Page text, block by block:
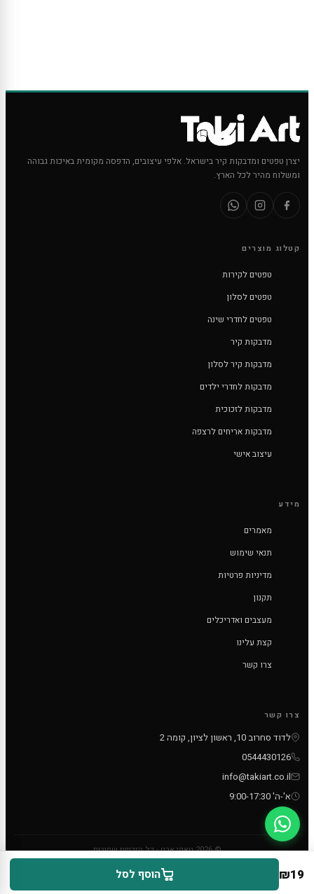
₪19 הוסף לסל
יצרן טפטים ומדבקות קיר בישראל. אלפי עיצובים, הדפסה מקומית באיכות גבוהה
ומשלוח מהיר לכל הארץ.
קטלוג מוצרים
טפטים לקירות
טפטים לסלון
טפטים לחדרי שינה
מדבקות קיר
מדבקות קיר לסלון
מדבקות לחדרי ילדים
מדבקות לזכוכית
מדבקות אריחים לרצפה
עיצוב אישי
מידע
מאמרים
תנאי שימוש
מדיניות פרטיות
תקנון
מעצבים ואדריכלים
קצת עלינו
צרו קשר
צרו קשר
לדוד סחרוב 10, ראשון לציון, קומה 2
0544430126
info@takiart.co.il
א'-ה' 9:00-17:30
© 2026 טאקי ארט - כל הזכויות שמורות